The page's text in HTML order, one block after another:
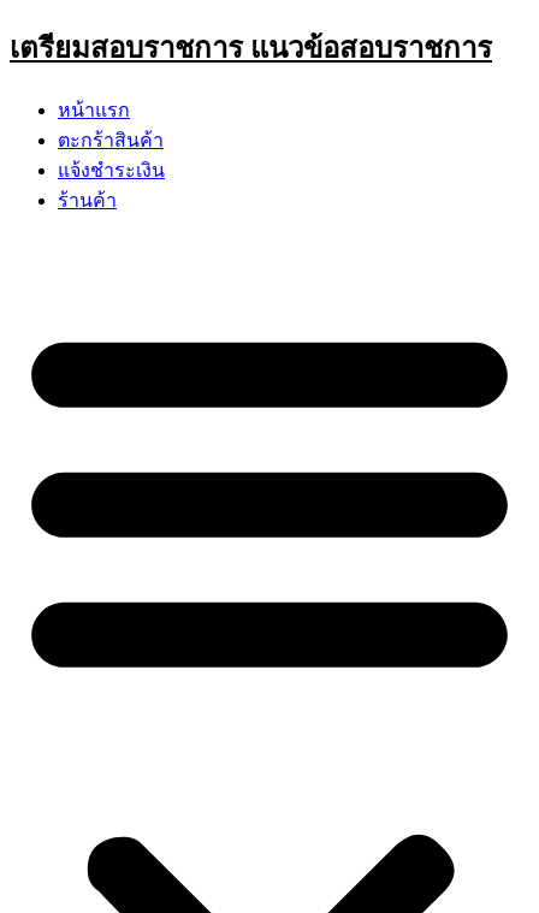
Skip
to
เตรียมสอบราชการ แนวข้อสอบราชการ
หน้าแรก
ตะกร้าสินค้า
แจ้งชำระเงิน
ร้านค้า